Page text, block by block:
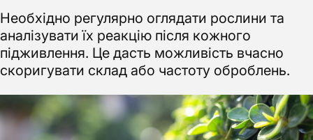
Необхідно регулярно оглядати рослини та
аналізувати їх реакцію після кожного
підживлення. Це дасть можливість вчасно
скоригувати склад або частоту оброблень.